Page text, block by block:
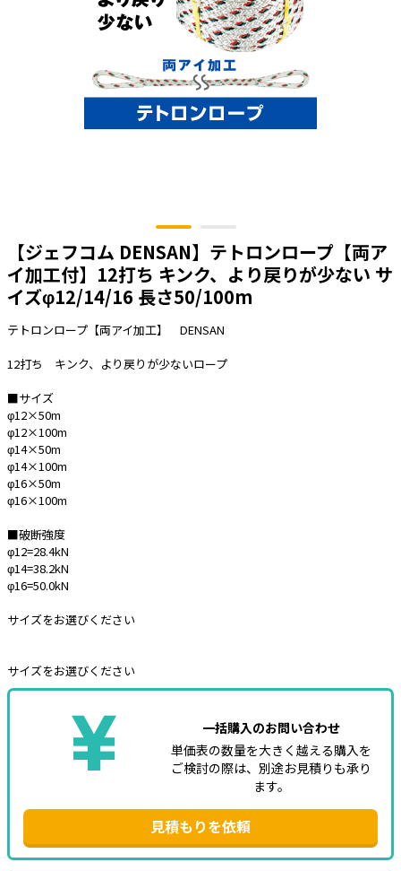
エアコン・換気扇・空調資材
太陽光発電ケーブル・コネクタ・関連資
電源ケーブル／コネクタ／分電盤／ブレ
照明・照明器具
PF管/FEP管/CD管/情報線保護管
ボックス・ビニル電線管付属品・引き込
みカバー
工具関連
EV充電設備工事関連
感染症関連
その他
e431オリジナル
暑さ対策
販売終了品
太陽光発電工事
【ジェフコム DENSAN】テトロンロープ【両ア
イ加工付】12打ち キンク、より戻りが少ない サ
イズφ12/14/16 長さ50/100m
テトロンロープ【両アイ加工】 DENSAN
12打ち キンク、より戻りが少ないロープ
■サイズ
φ12×50m
φ12×100m
φ14×50m
φ14×100m
φ16×50m
φ16×100m
■破断強度
φ12=28.4kN
φ14=38.2kN
φ16=50.0kN
サイズをお選びください
サイズをお選びください
一括購入のお問い合わせ
単価表の数量を大きく越える購入を
ご検討の際は、別途お見積りも承り
ます。
見積もりを依頼